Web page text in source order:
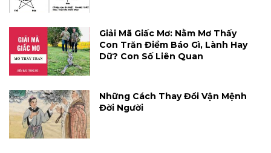
Giải Mã Giấc Mơ: Nằm Mơ Thấy
Con Trăn Điềm Báo Gì, Lành Hay
Dữ? Con Số Liên Quan
Những Cách Thay Đổi Vận Mệnh
Đời Người